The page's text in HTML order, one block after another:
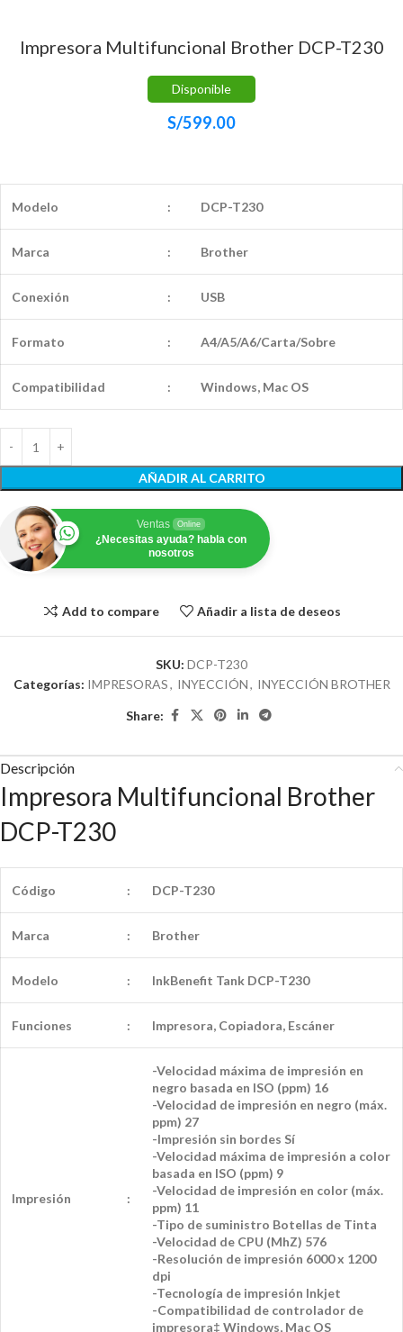
Impresora Multifuncional Brother DCP-T230
Disponible
S/599.00
Modelo : DCP-T230
Marca : Brother
Conexión : USB
Formato : A4/A5/A6/Carta/Sobre
Compatibilidad : Windows, Mac OS
AÑADIR AL CARRITO
Ventas Online
¿Necesitas ayuda? habla con
nosotros
Add to compare Añadir a lista de deseos
SKU: DCP-T230
Categorías: IMPRESORAS, INYECCIÓN, INYECCIÓN BROTHER
Share:
Descripción
Impresora Multifuncional Brother
DCP-T230
Código : DCP-T230
Marca : Brother
Modelo : InkBenefit Tank DCP-T230
Funciones : Impresora, Copiadora, Escáner
Impresión :
-Velocidad máxima de impresión en
negro basada en ISO (ppm) 16
-Velocidad de impresión en negro (máx.
ppm) 27
-Impresión sin bordes Sí
-Velocidad máxima de impresión a color
basada en ISO (ppm) 9
-Velocidad de impresión en color (máx.
ppm) 11
-Tipo de suministro Botellas de Tinta
-Velocidad de CPU (MhZ) 576
-Resolución de impresión 6000 x 1200
dpi
-Tecnología de impresión Inkjet
-Compatibilidad de controlador de
impresora‡ Windows, Mac OS